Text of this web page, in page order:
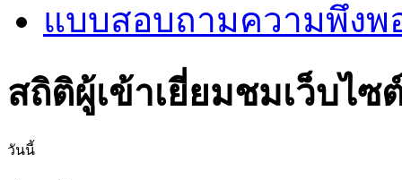
แบบสอบถามความพึงพ
สถิติผู้เข้าเยี่ยมชมเว็บไซ
วันนี้